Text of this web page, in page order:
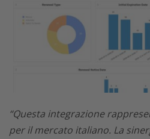
“Questa integrazione
per il mercato italiano. La